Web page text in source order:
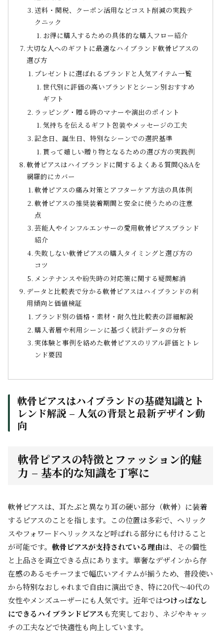
送料・関税、クーポン活用などコスト削減の実践テ
クニック
お得に購入するための具体的な購入フロー紹介
大切な人へのギフトに最適なハイブランド軟骨ピアスの
選び方
プレゼントに選ばれるブランドと人気アイテム一覧
世代別に評価の高いブランドとシーン別おすすめ
ギフト
ラッピング・贈る時のマナーや演出のポイント
気持ちを伝えるギフト包装やメッセージの工夫
記念日、誕生日、特別なシーンでの選択基準
貰って嬉しい贈り物となるための選び方の実践例
軟骨ピアスはハイブランドに関するよくある質問Q&Aを
網羅的にカバー
軟骨ピアスの痛み対策とアフターケア方法の具体例
軟骨ピアスの推奨装着期間と安全に使うための注意
点
芸能人やインフルエンサーの愛用軟骨ピアスブランド
紹介
失敗しない軟骨ピアスの購入タイミングと選び方の
コツ
メンテナンスや紛失時の対応策に関する疑問解消
データと比較表で分かる軟骨ピアスはハイブランドの利
用傾向と価値検証
ブランド別の価格・素材・耐久性比較表の詳細解説
購入者層や利用シーンに基づく統計データの分析
実体験と事例を絡めた軟骨ピアスのリアル評価とトレ
ンド要因
軟骨ピアスはハイブランドの基礎知識とト
レンド解説 – 人気の背景と最新デザイン動
向
軟骨ピアスの特徴とファッション的魅
力 – 基本的な知識を丁寧に
軟骨ピアスは、耳たぶと異なり耳の硬い部分（軟骨）に装着
するピアスのことを指します。この位置は多彩で、ヘリック
スやフォワードヘリックスなど呼ばれる部分にも付けること
が可能です。 軟骨ピアスが支持されている理由は、その個性
と上品さを両立できる点にあります。華奢なデザインから存
在感のあるモチーフまで幅広いアイテムが揃うため、普段使い
から特別なおしゃれまで自由に演出でき、特に20代～40代の
女性やメンズユーザーにも人気です。近年ではつけっぱなし
にできるハイブランドピアスも充実しており、ネジやキャッ
チの工夫などで快適性も向上しています。